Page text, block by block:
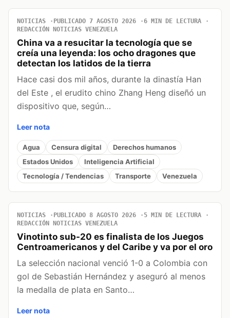
NOTICIAS PUBLICADO 7 AGOSTO 2026
6 MIN DE LECTURA
REDACCIÓN NOTICIAS VENEZUELA
China va a resucitar la tecnología que se
creía una leyenda: los ocho dragones que
detectan los latidos de la tierra
Hace casi dos mil años, durante la dinastía Han
del Este , el erudito chino Zhang Heng diseñó un
dispositivo que, según…
Leer nota
Agua Censura digital
Derechos humanos
Estados Unidos
Inteligencia Artificial
Tecnología / Tendencias
Transporte Venezuela
NOTICIAS PUBLICADO 8 AGOSTO 2026
5 MIN DE LECTURA
REDACCIÓN NOTICIAS VENEZUELA
Vinotinto sub-20 es finalista de los Juegos
Centroamericanos y del Caribe y va por el oro
La selección nacional venció 1-0 a Colombia con
gol de Sebastián Hernández y aseguró al menos
la medalla de plata en Santo…
Leer nota